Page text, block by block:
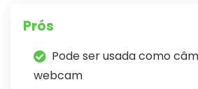
Prós
Pode ser usada como
webcam